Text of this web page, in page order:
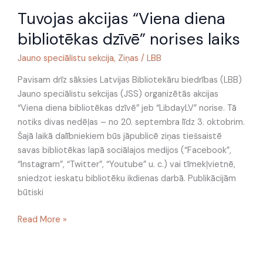
Tuvojas akcijas “Viena diena
bibliotēkas dzīvē” norises laiks
Jauno speciālistu sekcija, Ziņas / LBB
Pavisam drīz sāksies Latvijas Bibliotekāru biedrības (LBB)
Jauno speciālistu sekcijas (JSS) organizētās akcijas
“Viena diena bibliotēkas dzīvē” jeb “LibdayLV” norise. Tā
notiks divas nedēļas – no 20. septembra līdz 3. oktobrim.
Šajā laikā dalībniekiem būs jāpublicē ziņas tiešsaistē
savas bibliotēkas lapā sociālajos medijos (“Facebook”,
“Instagram”, “Twitter”, “Youtube” u. c.) vai tīmekļvietnē,
sniedzot ieskatu bibliotēku ikdienas darbā. Publikācijām
būtiski
akcijas
diena
bibliotēkas
norises
laiks
Read More »